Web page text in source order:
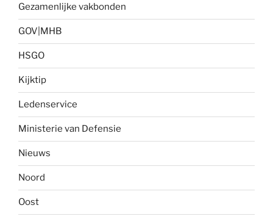
Gezamenlijke vakbonden
GOV|MHB
HSGO
Kijktip
Ledenservice
Ministerie van Defensie
Nieuws
Noord
Oost